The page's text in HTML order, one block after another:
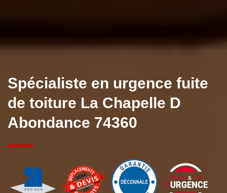
Spécialiste en urgence fuite
de toiture La Chapelle D
Abondance 74360